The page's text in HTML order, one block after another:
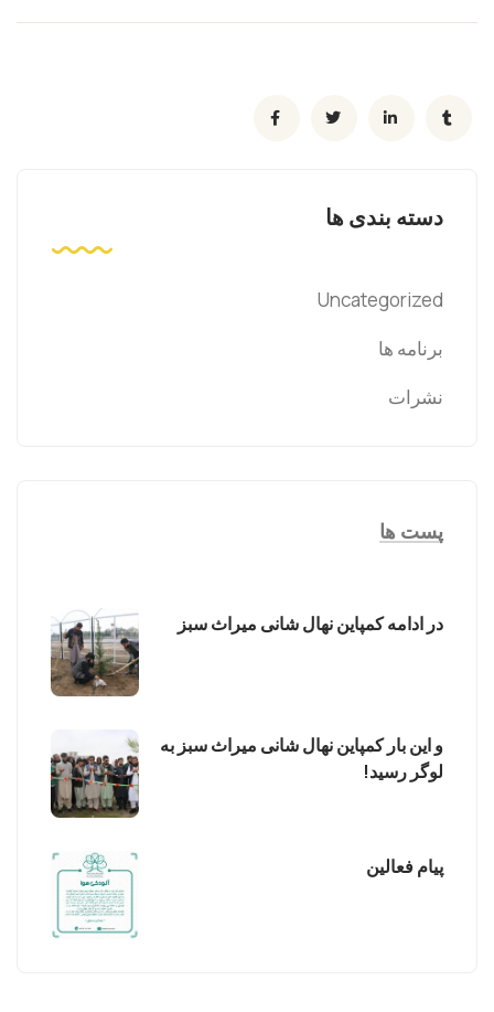
دسته بندی ها
Uncategorized
برنامه ها
نشرات
پست ها
در ادامه کمپاین نهال شانی میراث سبز
و این بار کمپاین نهال شانی میراث سبز به
لوگر رسید!
پیام فعالین